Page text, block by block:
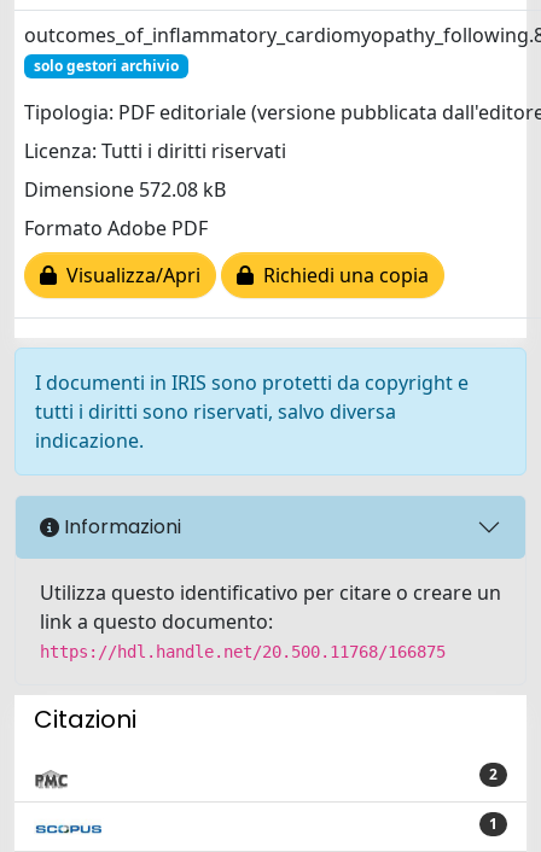
solo gestori archivio
Tipologia: PDF editoriale (versione pubblicata
Licenza: Tutti i diritti riservati
Dimensione 572.08 kB
Formato Adobe PDF
Visualizza/Apri
Richiedi una copia
I documenti in IRIS sono protetti da copyright e
tutti i diritti sono riservati, salvo diversa
indicazione.
Informazioni
Utilizza questo identificativo per citare o creare un
link a questo documento:
https://hdl.handle.net/20.500.11768/166875
Citazioni
2
1